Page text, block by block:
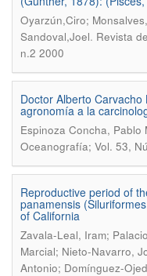
Oyarzún,Ciro;
Sandoval,Joel. Revista
n.2 2000
Doctor Alberto
agronomía a la
Espinoza Concha, Pablo
Oceanografía; Vol. 53,
Reproductive period of
panamensis
of California
Zavala-Leal, Iram;
Marcial; Nieto-Navarro,
Antonio; Domínguez-